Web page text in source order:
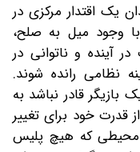
یک اقتدار مرکزی در
وجود میل به صلح،
آینده و ناتوانی در
نظامی رانده شوند.
قادر نباشد به
قدرت خود برای تغییر
محیطی که هیچ پلیس